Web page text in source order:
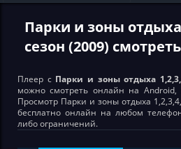
Парки и зоны отдыха
сезон (2009)
Плеер с Парки и зоны отдыха
можно смотреть онлайн на Android,
Просмотр Парки и зоны отдыха
бесплатно онлайн на любом
либо ограничений.